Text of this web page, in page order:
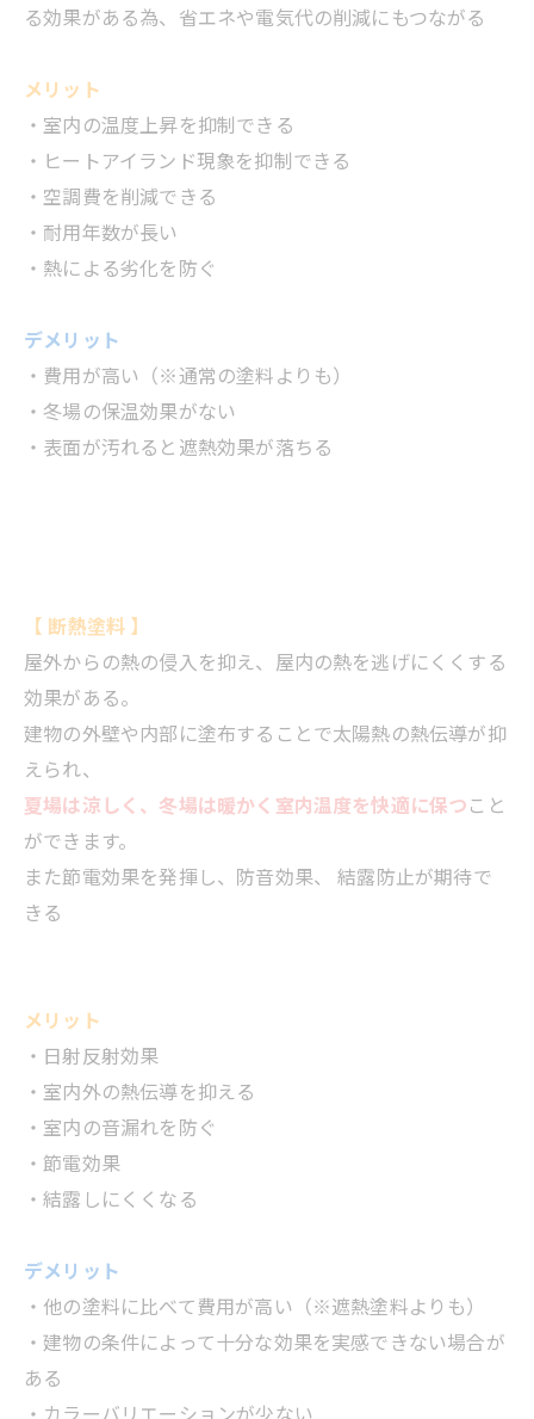
る効果がある為、省エネや電気代の削減にもつながる
メリット
・室内の温度上昇を抑制できる
・ヒートアイランド現象を抑制できる
・空調費を削減できる
・耐用年数が長い
・熱による劣化を防ぐ
デメリット
・費用が高い（※通常の塗料よりも）
・冬場の保温効果がない
・表面が汚れると遮熱効果が落ちる
【 断熱塗料 】
屋外からの熱の侵入を抑え、屋内の熱を逃げにくくする
効果がある。
建物の外壁や内部に塗布することで太陽熱の熱伝導が抑
えられ、
夏場は涼しく、冬場は暖かく室内温度を快適に保つこと
ができます。
また節電効果を発揮し、防音効果、 結露防止が期待で
きる
メリット
・日射反射効果
・室内外の熱伝導を抑える
・室内の音漏れを防ぐ
・節電効果
・結露しにくくなる
デメリット
・他の塗料に比べて費用が高い（※遮熱塗料よりも）
・建物の条件によって十分な効果を実感できない場合が
ある
・カラーバリエーションが少ない